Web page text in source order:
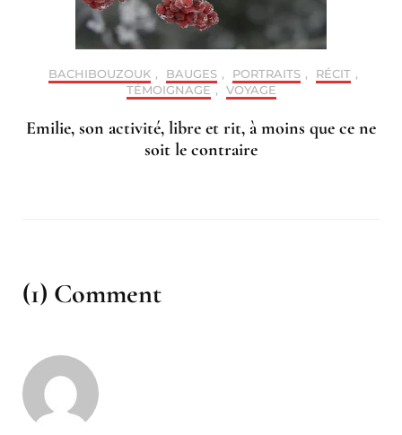
BACHIBOUZOUK , BAUGES , PORTRAITS , RÉCIT ,
TÉMOIGNAGE , VOYAGE
Emilie, son activité, libre et rit, à moins que ce ne
soit le contraire
(1) Comment